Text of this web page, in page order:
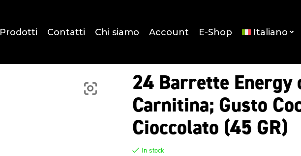
Prodotti Contatti Chi siamo Account E-Shop Italiano
24 Barrette Energy
Carnitina; Gusto
Cioccolato (45 GR)
In stock